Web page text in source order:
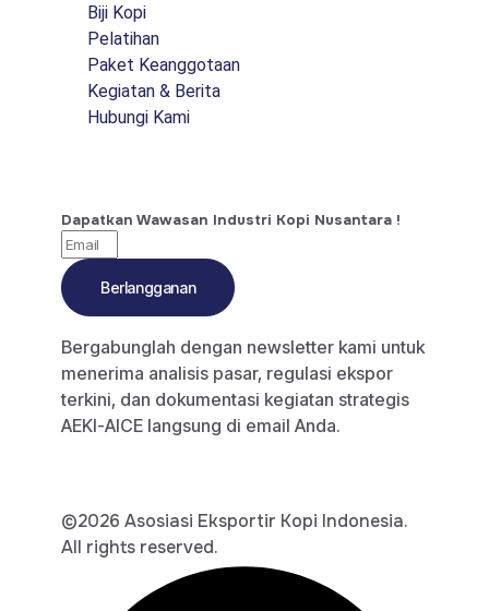
Biji Kopi
Pelatihan
Paket Keanggotaan
Kegiatan & Berita
Hubungi Kami
Dapatkan Wawasan Industri Kopi Nusantara !
Berlangganan
Bergabunglah dengan newsletter kami untuk
menerima analisis pasar, regulasi ekspor
terkini, dan dokumentasi kegiatan strategis
AEKI-AICE langsung di email Anda.
©2026 Asosiasi Eksportir Kopi Indonesia.
All rights reserved.